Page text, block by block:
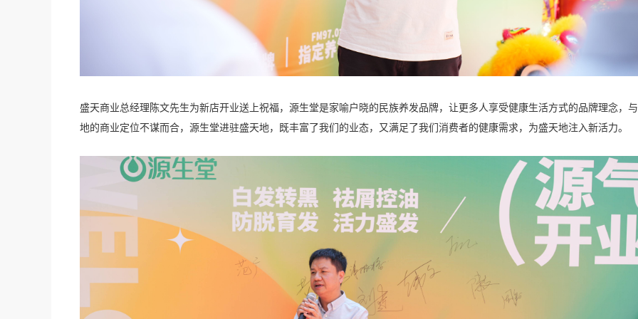
盛天商业总经理陈文先生为新店开业送上祝福，源生堂是家喻户晓的民族养发品牌，让更多人享受健康生活方式的品牌理念，
地的商业定位不谋而合，源生堂进驻盛天地，既丰富了我们的业态，又满足了我们消费者的健康需求，为盛天地注入新活力。